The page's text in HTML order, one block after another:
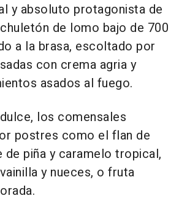
y absoluto protagonista de
de lomo bajo de 700
a la brasa, escoltado por
con crema agria y
asados al fuego.
los comensales
postres como el flan de
piña y caramelo tropical,
y nueces, o fruta